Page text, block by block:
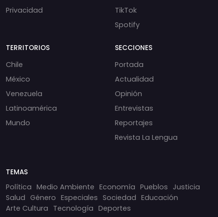
Privacidad
TikTok
Spotify
TERRITORIOS
Chile
México
Venezuela
Latinoamérica
Mundo
SECCIONES
Portada
Actualidad
Opinión
Entrevistas
Reportajes
Revista La Lengua
TEMAS
Política Medio Ambiente Economía Pueblos Justicia
Salud Género Especiales Sociedad Educación
Arte Cultura Tecnología Deportes